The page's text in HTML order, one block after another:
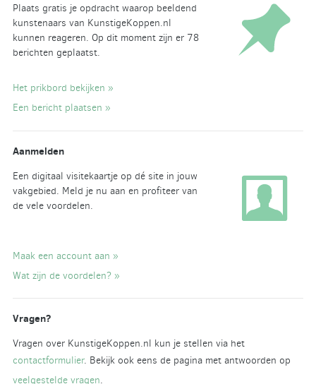
Plaats gratis je opdracht waarop beeldend
kunstenaars van KunstigeKoppen.nl
kunnen reageren. Op dit moment zijn er 78
berichten geplaatst.
Het prikbord bekijken »
Een bericht plaatsen »
Aanmelden
Een digitaal visitekaartje op dé site in jouw
vakgebied. Meld je nu aan en profiteer van
de vele voordelen.
Maak een account aan »
Wat zijn de voordelen? »
Vragen?
Vragen over KunstigeKoppen.nl kun je stellen via het
contactformulier. Bekijk ook eens de pagina met antwoorden op
veelgestelde vragen.